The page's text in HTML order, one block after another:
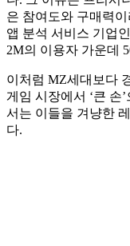
은 참여도와 구매력
앱 분석 서비스 기업
2M의 이용자 가운데
이처럼 MZ세대보다
게임 시장에서 ‘큰 손
서는 이들을 겨냥한
다.